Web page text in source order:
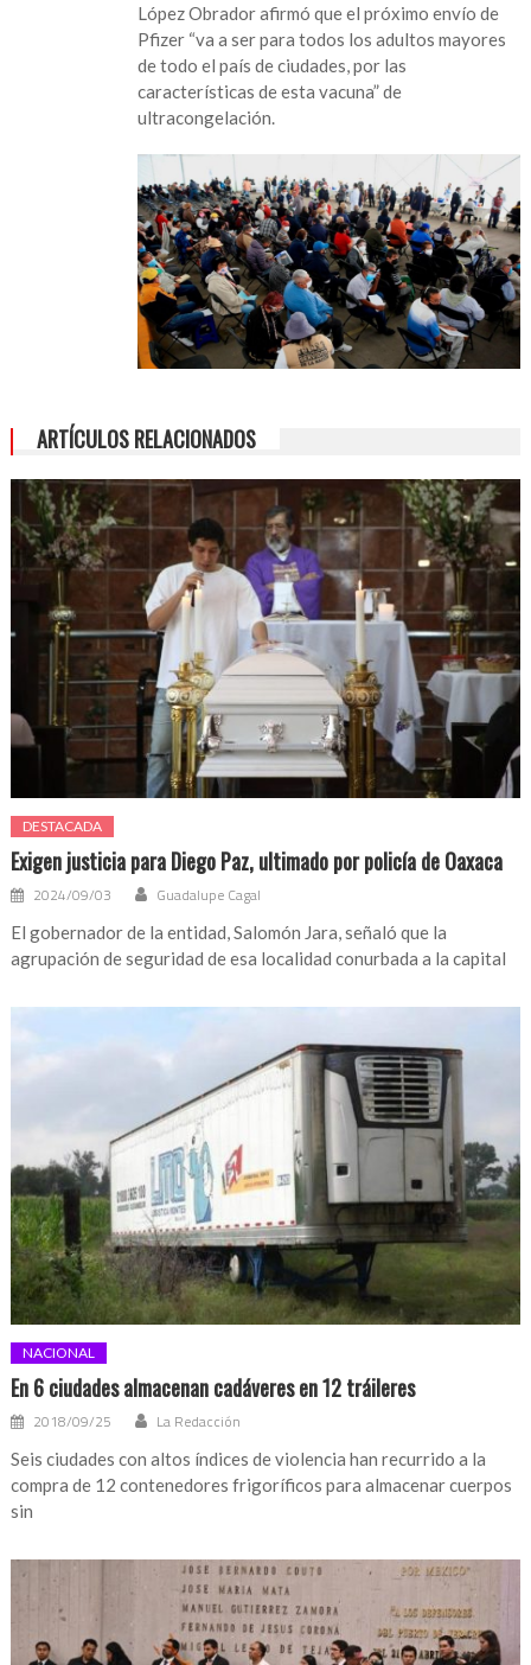
López Obrador afirmó que el próximo envío de
Pfizer “va a ser para todos los adultos mayores
de todo el país de ciudades, por las
características de esta vacuna” de
ultracongelación.
ARTÍCULOS RELACIONADOS
DESTACADA
Exigen justicia para Diego Paz, ultimado por policía de Oaxaca
2024/09/03 Guadalupe Cagal
El gobernador de la entidad, Salomón Jara, señaló que la
agrupación de seguridad de esa localidad conurbada a la capital
NACIONAL
En 6 ciudades almacenan cadáveres en 12 tráileres
2018/09/25 La Redacción
Seis ciudades con altos índices de violencia han recurrido a la
compra de 12 contenedores frigoríficos para almacenar cuerpos
sin